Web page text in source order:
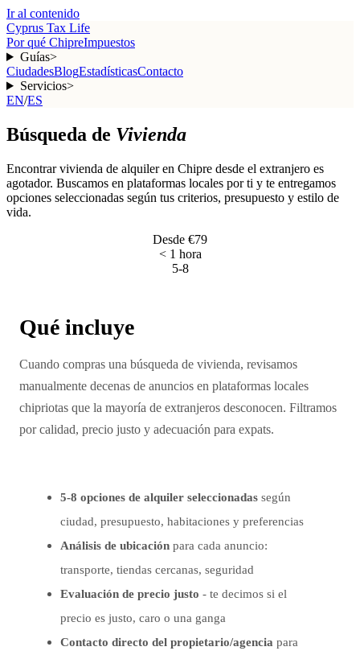
Ir al contenido
Cyprus Tax Life
Por qué ChipreImpuestos
Guías>
CiudadesBlogEstadísticasContacto
Servicios>
EN/ES
Búsqueda de Vivienda
Encontrar vivienda de alquiler en Chipre desde el extranjero es
agotador. Buscamos en plataformas locales por ti y te entregamos
opciones seleccionadas según tus criterios, presupuesto y estilo de
vida.
Desde €79
< 1 hora
5-8
Qué incluye
Cuando compras una búsqueda de vivienda, revisamos
manualmente decenas de anuncios en plataformas locales
chipriotas que la mayoría de extranjeros desconocen. Filtramos
por calidad, precio justo y adecuación para expats.
5-8 opciones de alquiler seleccionadas según
ciudad, presupuesto, habitaciones y preferencias
Análisis de ubicación para cada anuncio:
transporte, tiendas cercanas, seguridad
Evaluación de precio justo - te decimos si el
precio es justo, caro o una ganga
Contacto directo del propietario/agencia para